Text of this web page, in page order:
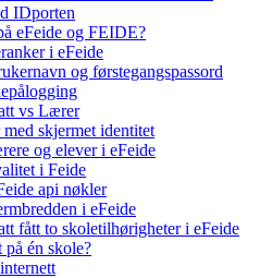
IDporten
eFeide og FEIDE?
i eFeide
og førstegangspassord
vs Lærer
skjermet identitet
og elever i eFeide
i Feide
api nøkler
i eFeide
fått to skoletilhørigheter i eFeide
på én skole?